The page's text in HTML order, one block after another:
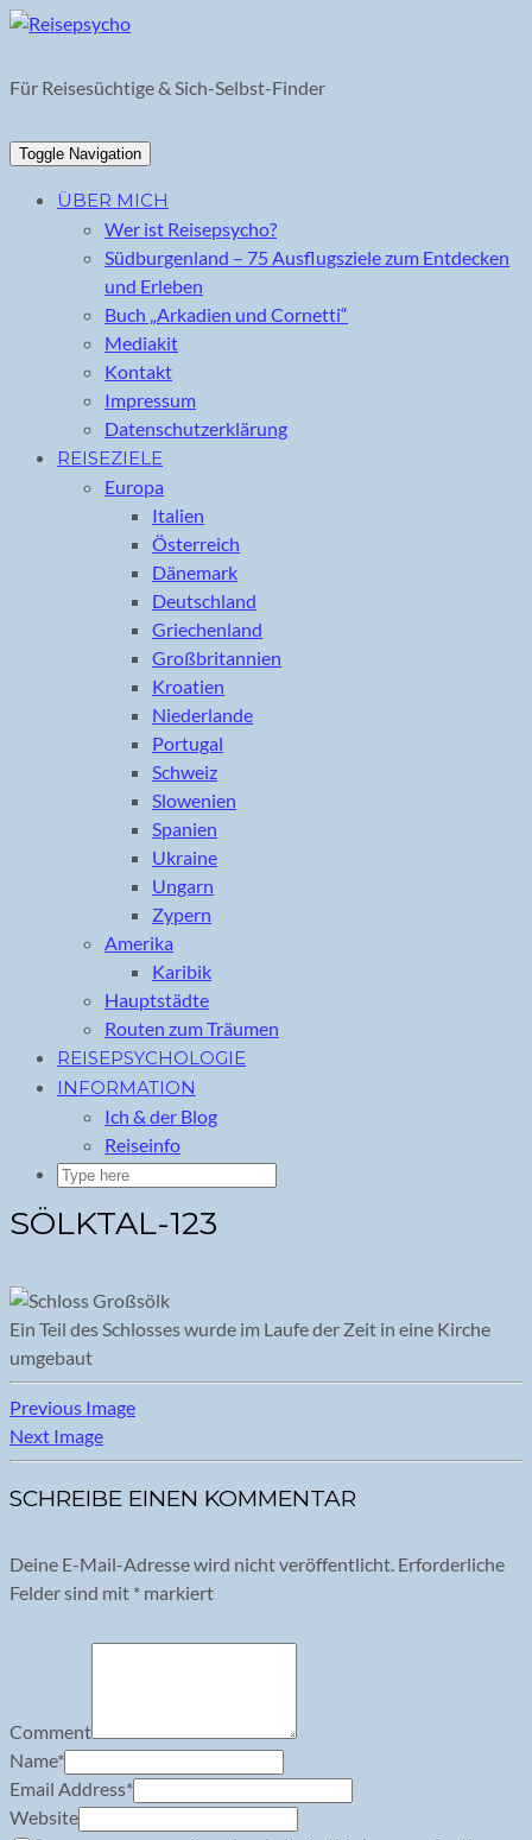
Skip
content
Für Reisesüchtige & Sich-Selbst-Finder
Toggle Navigation
ÜBER MICH
Wer ist Reisepsycho?
Südburgenland – 75 Ausflugsziele zum Entdecken
und Erleben
Buch „Arkadien und Cornetti“
Mediakit
Kontakt
Impressum
Datenschutzerklärung
REISEZIELE
Europa
Italien
Österreich
Dänemark
Deutschland
Griechenland
Großbritannien
Kroatien
Niederlande
Portugal
Schweiz
Slowenien
Spanien
Ukraine
Ungarn
Zypern
Amerika
Karibik
Hauptstädte
Routen zum Träumen
REISEPSYCHOLOGIE
INFORMATION
Ich & der Blog
Reiseinfo
SÖLKTAL-123
Ein Teil des Schlosses wurde im Laufe der Zeit in eine Kirche
umgebaut
Previous Image
Next Image
SCHREIBE EINEN KOMMENTAR
Deine E-Mail-Adresse wird nicht veröffentlicht. Erforderliche
Felder sind mit * markiert
Comment
Name*
Email Address*
Website